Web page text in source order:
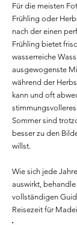
Für die meisten
Frühling oder
nach der einen
Frühling bietet
wasserreiche
ausgewogenste
während der
kann und oft
Sommer sind
besser zu den
willst.
Wie sich jede
auswirkt,
vollständigen
Reisezeit für